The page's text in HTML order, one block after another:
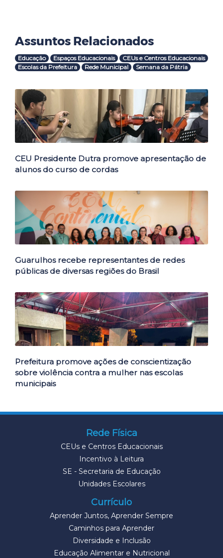
Assuntos Relacionados
Educação Espaços Educacionais
CEUs e Centros Educacionais
Escolas da Prefeitura
Rede Municipal Semana da Pátria
Outras Notícias
CEU Presidente Dutra promove apresentação de
alunos do curso de cordas
Guarulhos recebe representantes de redes
públicas de diversas regiões do Brasil
Prefeitura promove ações de conscientização
sobre violência contra a mulher nas escolas
municipais
Rede Física
CEUs e Centros Educacionais
Incentivo à Leitura
SE - Secretaria de Educação
Unidades Escolares
Currículo
Aprender Juntos, Aprender Sempre
Caminhos para Aprender
Diversidade e Inclusão
Educação Alimentar e Nutricional